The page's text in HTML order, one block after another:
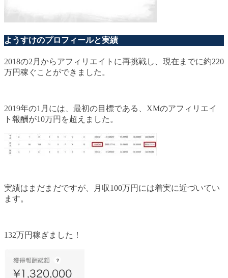
ようすけのプロフィールと実績
2018の2月からアフィリエイトに再挑戦し、現在までに約220
万円稼ぐことができました。
2019年の1月には、最初の目標である、XMのアフィリエイ
ト報酬が10万円を超えました。
実績はまだまだですが、月収100万円には着実に近づいてい
ます。
132万円稼ぎました！